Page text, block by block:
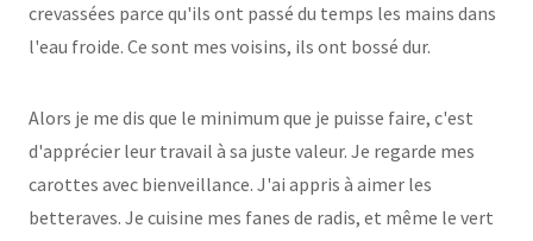
crevassées parce qu'ils ont passé du temps les mains dans
l'eau froide. Ce sont mes voisins, ils ont bossé dur.
Alors je me dis que le minimum que je puisse faire, c'est
d'apprécier leur travail à sa juste valeur. Je regarde mes
carottes avec bienveillance. J'ai appris à aimer les
betteraves. Je cuisine mes fanes de radis, et même le vert